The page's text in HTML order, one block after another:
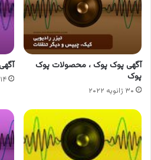
آگهی پوک پوک ، محصولات پوک
پوک
۳۰ ژانویه ۲۰۲۲
۱۴ دسامبر ۲۰۱۹